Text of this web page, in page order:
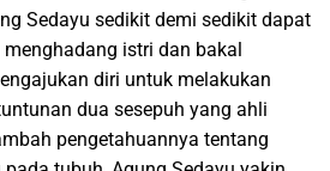
Sedayu sedikit demi sedikit dapat
istri dan bakal
diri untuk melakukan
dua sesepuh yang ahli
pengetahuannya tentang